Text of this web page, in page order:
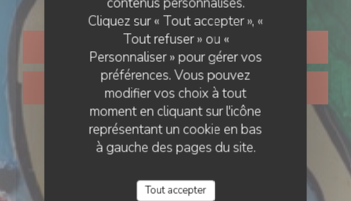
Cliquez sur « Tout accepter », «
Tout refuser » ou «
Personnaliser » pour gérer vos
préférences. Vous pouvez
modifier vos choix à tout
moment en cliquant sur l'icône
représentant un cookie en bas
à gauche des pages du site.
Tout accepter
RÉSERVER
VENTE À EMPORTER